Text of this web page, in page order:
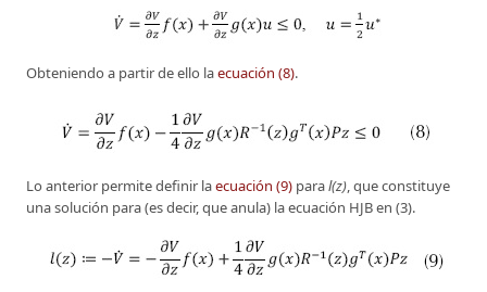
Obteniendo a partir de ello laecuación (8).
Lo anterior permite definir laecuación (9) paral(z), que constituye
una solución para (es decir, que anula) la ecuación HJB en (3).